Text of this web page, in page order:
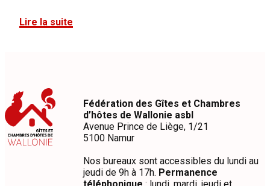
Lire la suite
Fédération des Gîtes et Chambres
d’hôtes de Wallonie asbl
Avenue Prince de Liège, 1/21
5100 Namur
Nos bureaux sont accessibles du lundi au
jeudi de 9h à 17h. Permanence